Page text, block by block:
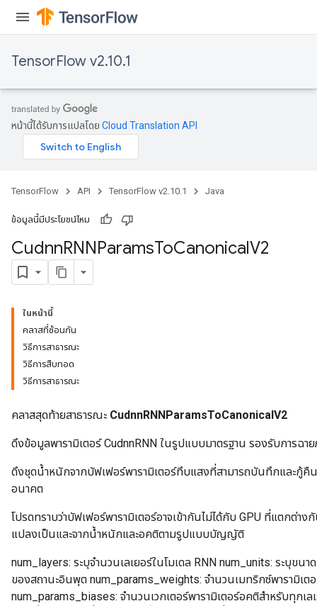
TensorFlow v2.10.1
หน้านี้ได้รับการแปลโดย Cloud Translation API
TensorFlow API TensorFlow v2.10.1 Java
ข้อมูลนี้มีประโยชน์ไหม
CudnnRNNParamsToCanonicalV2
ในหน้านี้
คลาสที่ซ้อนกัน
วิธีการสาธารณะ
วิธีการสืบทอด
วิธีการสาธารณะ
คลาสสุดท้ายสาธารณะ CudnnRNNParamsToCanonicalV2
ดึงข้อมูลพารามิเตอร์ CudnnRNN ในรูปแบบมาตรฐาน รองรับการฉา
ดึงชุดน้ำหนักจากบัฟเฟอร์พารามิเตอร์ทึบแสงที่สามารถบันทึกและกู้คื
อนาคต
โปรดทราบว่าบัฟเฟอร์พารามิเตอร์อาจเข้ากันไม่ได้กับ GPU ที่แตกต่
แปลงเป็นและจากน้ำหนักและอคติตามรูปแบบบัญญัติ
num_layers: ระบุจำนวนเลเยอร์ในโมเดล RNN num_units: ระบุข
ของสถานะอินพุต num_params_weights: จำนวนเมทริกซ์พารามิเต
num_params_biases: จำนวนเวกเตอร์พารามิเตอร์อคติสำหรับทุก